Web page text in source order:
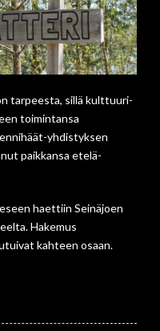
tarpeesta, sillä kulttuuri-
toimintansa
yhdistyksen
paikkansa etelä-
haettiin Seinäjoen
Hakemus
kahteen osaan.